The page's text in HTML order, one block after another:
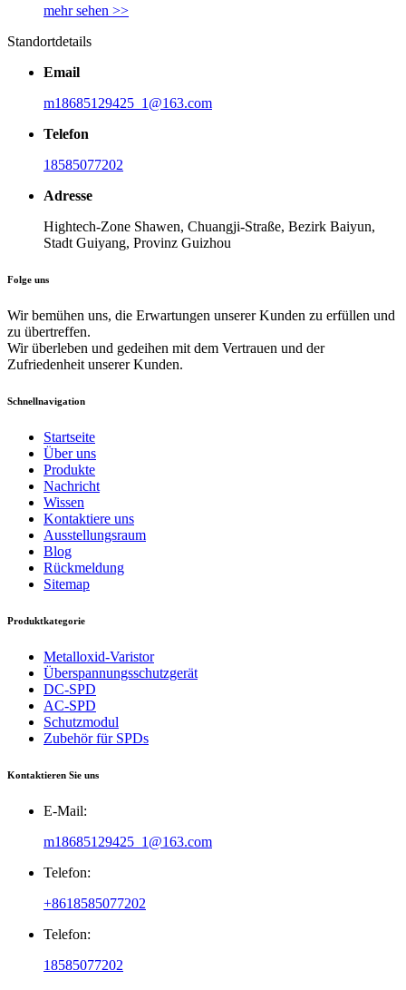
mehr sehen >>
Standortdetails
Email
m18685129425_1@163.com
Telefon
18585077202
Adresse
Hightech-Zone Shawen, Chuangji-Straße, Bezirk Baiyun,
Stadt Guiyang, Provinz Guizhou
Folge uns
Wir bemühen uns, die Erwartungen unserer Kunden zu erfüllen und
zu übertreffen.
Wir überleben und gedeihen mit dem Vertrauen und der
Zufriedenheit unserer Kunden.
Schnellnavigation
Startseite
Über uns
Produkte
Nachricht
Wissen
Kontaktiere uns
Ausstellungsraum
Blog
Rückmeldung
Sitemap
Produktkategorie
Metalloxid-Varistor
Überspannungsschutzgerät
DC-SPD
AC-SPD
Schutzmodul
Zubehör für SPDs
Kontaktieren Sie uns
E-Mail:
m18685129425_1@163.com
Telefon:
+8618585077202
Telefon:
18585077202